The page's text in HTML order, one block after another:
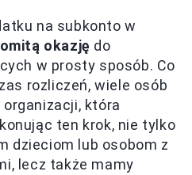
na subkonto w
okazję do
w prosty sposób. Co
rozliczeń, wiele osób
która
ten krok, nie tylko
dzieciom lub osobom z
lecz także mamy